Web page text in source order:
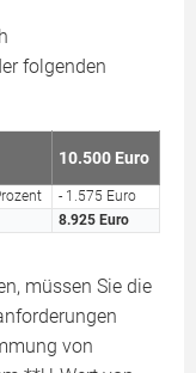
folgenden
10.500 Euro
- 1.575 Euro
8.925 Euro
müssen Sie die
von